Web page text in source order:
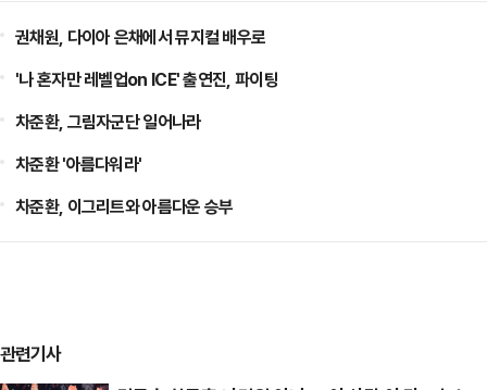
권채원, 다이아 은채에서 뮤지컬 배우로
'나 혼자만 레벨업on ICE' 출연진, 파이팅
차준환, 그림자군단 일어나라
차준환 '아름다워라'
차준환, 이그리트와 아름다운 승부
관련기사